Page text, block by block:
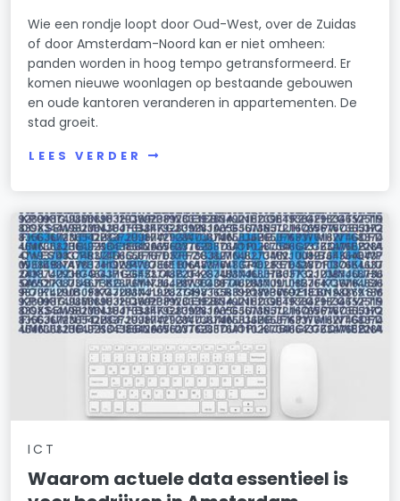
Wie een rondje loopt door Oud-West, over de Zuidas
of door Amsterdam-Noord kan er niet omheen:
panden worden in hoog tempo getransformeerd. Er
komen nieuwe woonlagen op bestaande gebouwen
en oude kantoren veranderen in appartementen. De
stad groeit.
LEES VERDER
ICT
Waarom actuele data essentieel is